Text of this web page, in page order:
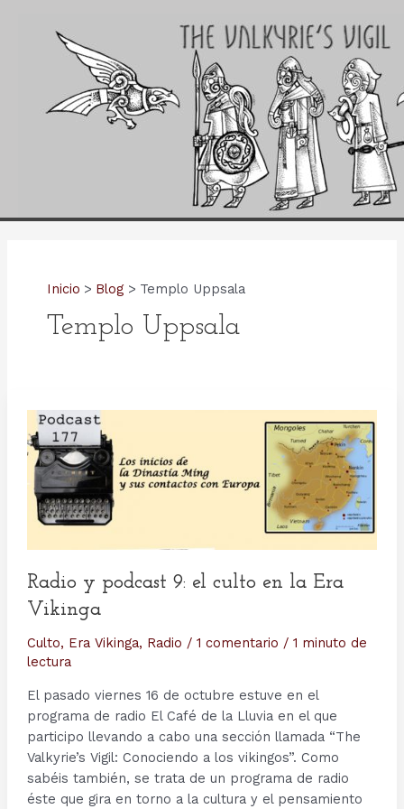
Inicio Blog Templo Uppsala
Templo Uppsala
Radio y podcast 9: el culto en la Era
Vikinga
Culto, Era Vikinga, Radio / 1 comentario / 1 minuto de
lectura
El pasado viernes 16 de octubre estuve en el
programa de radio El Café de la Lluvia en el que
participo llevando a cabo una sección llamada “The
Valkyrie’s Vigil: Conociendo a los vikingos”. Como
sabéis también, se trata de un programa de radio
éste que gira en torno a la cultura y el pensamiento